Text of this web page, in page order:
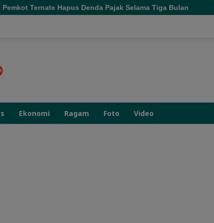
Denda Pajak Selama Tiga Bulan Dorong Pupuk
Ekonomi Ragam Foto Video